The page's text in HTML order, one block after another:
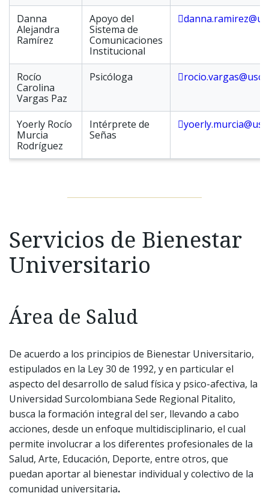
Danna
Alejandra
Ramírez
Apoyo del
Sistema de
Comunicaciones
Institucional
Rocío
Carolina
Vargas Paz
Psicóloga
Yoerly Rocío
Murcia
Rodríguez
Intérprete de
Señas
Servicios de Bienestar
Universitario
Área de Salud
De acuerdo a los principios de Bienestar Universitario,
estipulados en la Ley 30 de 1992, y en particular el
aspecto del desarrollo de salud física y psico-afectiva, la
Universidad Surcolombiana Sede Regional Pitalito,
busca la formación integral del ser, llevando a cabo
acciones, desde un enfoque multidisciplinario, el cual
permite involucrar a los diferentes profesionales de la
Salud, Arte, Educación, Deporte, entre otros, que
puedan aportar al bienestar individual y colectivo de la
comunidad universitaria.